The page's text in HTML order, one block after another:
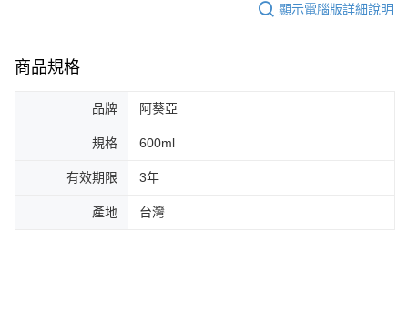
顯示電腦版詳細說明
商品規格
品牌 阿葵亞
規格 600ml
有效期限 3年
產地 台灣